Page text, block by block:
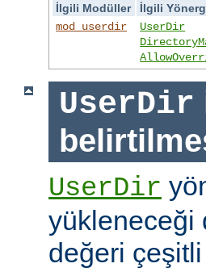
İlgili Modüller
İlgili
mod_userdir
UserDir
UserDir
UserDir
yükleneceği
değeri